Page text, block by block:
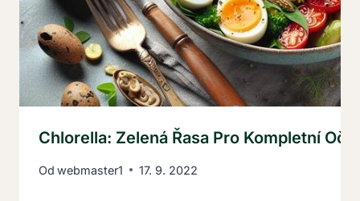
Chlorella: Zelená Řasa Pro Kompletní
Od webmaster1 17. 9. 2022